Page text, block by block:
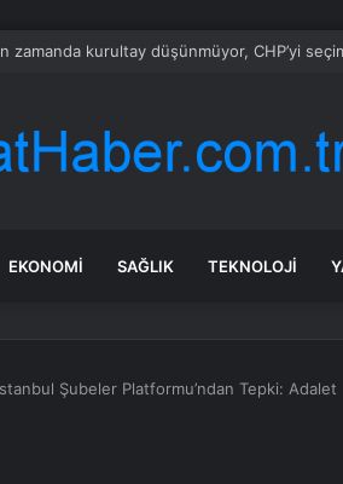
kesintisi! 23-24 Temmuz İSKİ Esenyurt su
EKONOMI SAĞLIK TEKNOLOJI
Şubeler Platformu’ndan Tepki: Adalet